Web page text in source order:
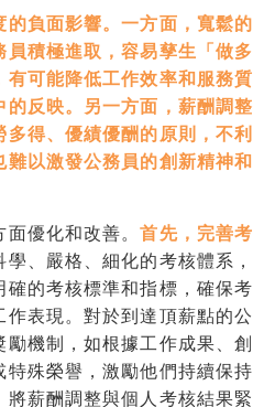
負面影響。一方面，寬鬆的
積極進取，容易孳生「做多
可能降低工作效率和服務質
反映。另一方面，薪酬調整
得、優績優酬的原則，不利
以激發公務員的創新精神和
面優化和改善。首先，完善考
、嚴格、細化的考核體系，
的考核標準和指標，確保考
表現。對於到達頂薪點的公
機制，如根據工作成果、創
殊榮譽，激勵他們持續保持
薪酬調整與個人考核結果緊